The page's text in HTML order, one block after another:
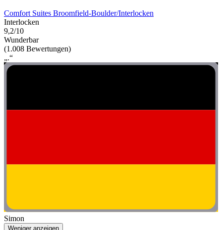
Comfort Suites Broomfield-Boulder/Interlocken
Interlocken
9,2/10
Wunderbar
(1.008 Bewertungen)
„.“
Simon
Weniger anzeigen